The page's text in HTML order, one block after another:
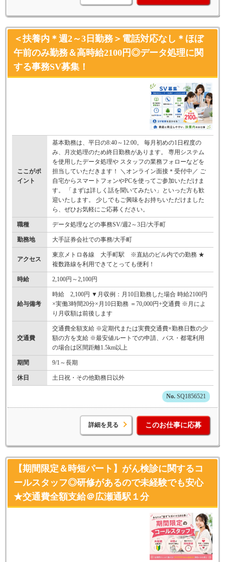
＜扶養内＊週2～3日勤務＞電話対応なし＊ほぼ
午前のみ勤務＆高時給2100円◎データ処理に関
する事務SV募集！
ここがポ
イント
基本勤務は、平日の8:40～12:00。 毎月初めの1日程度の
み、月次処理のため終日勤務があります。 専用システム
を使用したデータ処理や スタッフの業務フォローなどを
担当していただきます！ ＼オンライン面接＊受付中／ ご
自宅からスマートフォンやPCを使ってご参加いただけま
す。 「まずは詳しく話を聞いてみたい」といった方も歓
迎いたします。 少しでもご興味をお持ちいただけました
ら、ぜひお気軽にご応募ください。
職種 データ処理などの事務SV/週2～3日/大手町
勤務地 大手証券会社での事務/大手町
アクセス
東京メトロ各線 大手町駅 ※直結のビル内での勤務 ★
複数路線を利用できてとっても便利！
時給 2,100円～2,100円
給与備考
時給 2,100円 ▼月収例：月10日勤務した場合 時給2100円
×実働3時間20分×月10日勤務 ＝70,000円+交通費 ※月によ
り月収額は前後します
交通費
交通費全額支給 ※定期代または実費交通費×勤務日数の少
額の方を支給 ※最安値ルートでの申請、バス・都電利用
の場合は区間距離1.5km以上
期間 9/1～長期
休日 土日祝・その他勤務日以外
SQ1856521
詳細を見る このお仕事に応募
【期間限定＆時短パート】がん検診に関するコ
ールスタッフ◎研修があるので未経験でも安心
★交通費全額支給＠広瀬通駅１分